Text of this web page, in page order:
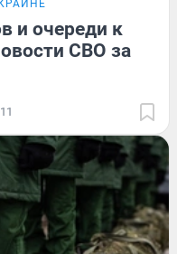
и очереди к
СВО за
11